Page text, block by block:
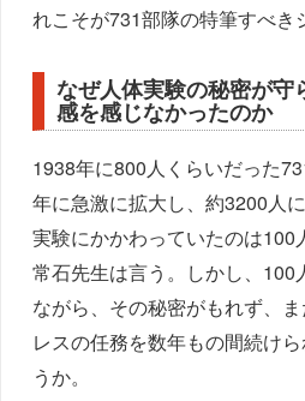
れこそが731部隊の特筆すべき
なぜ人体実験の秘密が守
感を感じなかったのか
1938年に800人くらいだった
年に急激に拡大し、約3200人
実験にかかわっていたのは100
常石先生は言う。しかし、100
ながら、その秘密がもれず、
レスの任務を数年もの間続け
うか。